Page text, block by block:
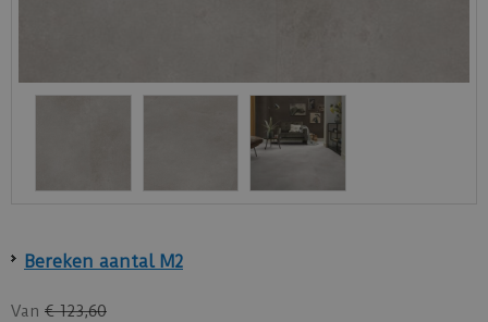
Bereken aantal M2
Van € 123,60